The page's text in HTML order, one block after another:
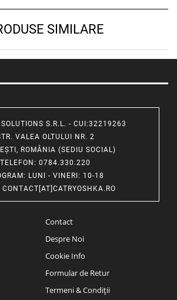
SIMILARE
S.R.L. - CUI:32219263
VALEA OLTULUI NR. 2
ROMÂNIA (SEDIU SOCIAL)
TELEFON : 0784.330.220
: LUNI - VINERI: 10-18
CONTACT[AT]CATRYOSHKA.RO
Contact
Despre Noi
Cookie Info
Formular de Retur
Termeni & Condiții